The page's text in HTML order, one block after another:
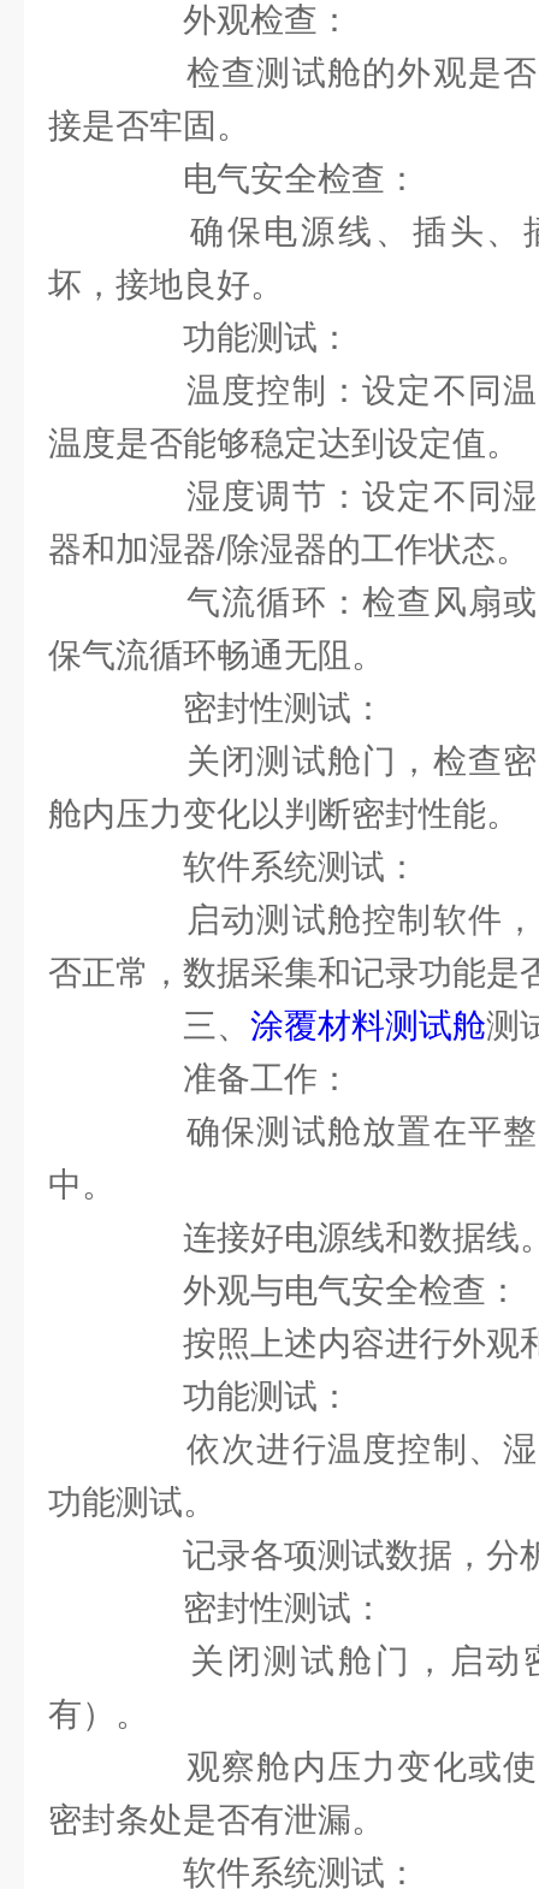
外观检查：
检查测试舱的外观是否
接是否牢固。
电气安全检查：
确保电源线、插头、
坏，接地良好。
功能测试：
温度控制：设定不同温
温度是否能够稳定达到设定值。
湿度调节：设定不同湿
器和加湿器/除湿器的工作状态。
气流循环：检查风扇或
保气流循环畅通无阻。
密封性测试：
关闭测试舱门，检查密
舱内压力变化以判断密封性能。
软件系统测试：
启动测试舱控制软件，
否正常，数据采集和记录功能是
三、 涂覆材料测试舱测
准备工作：
确保测试舱放置在平整
中。
连接好电源线和数据线
外观与电气安全检查：
按照上述内容进行外观
功能测试：
依次进行温度控制、湿
功能测试。
记录各项测试数据，分
密封性测试：
关闭测试舱门，启动
有）。
观察舱内压力变化或使
密封条处是否有泄漏。
软件系统测试：